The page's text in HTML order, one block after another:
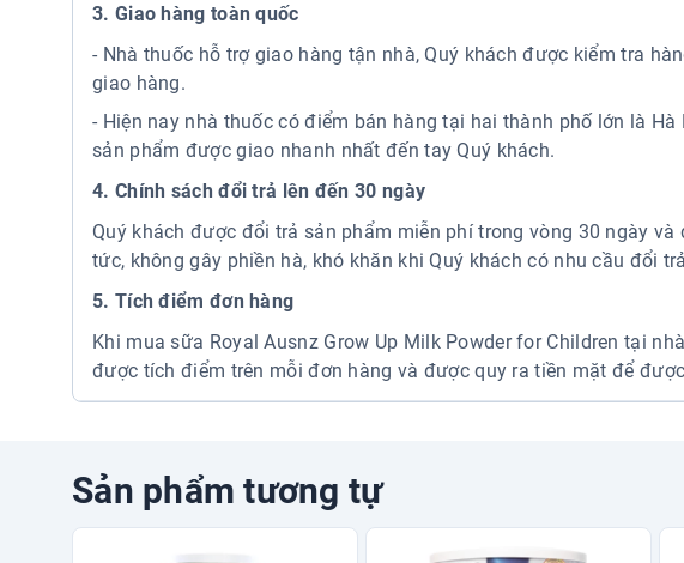
3. Giao hàng toàn quốc
- Nhà thuốc hỗ trợ giao hàng tận nhà, Quý khách được kiểm tra
giao hàng.
- Hiện nay nhà thuốc có điểm bán hàng tại hai thành phố lớn là
sản phẩm được giao nhanh nhất đến tay Quý khách.
4. Chính sách đổi trả lên đến 30 ngày
Quý khách được đổi trả sản phẩm miễn phí trong vòng 30 ngày
tức, không gây phiền hà, khó khăn khi Quý khách có nhu cầu đổi
5. Tích điểm đơn hàng
Khi mua sữa Royal Ausnz Grow Up Milk Powder for Children tại
được tích điểm trên mỗi đơn hàng và được quy ra tiền mặt để
Sản phẩm tương tự